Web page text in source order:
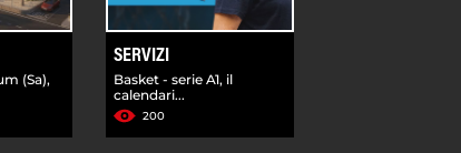
(Sa),
SERVIZI
Basket - serie A1, il
calendari...
200